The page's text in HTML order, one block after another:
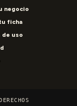
negocio
ficha
de uso